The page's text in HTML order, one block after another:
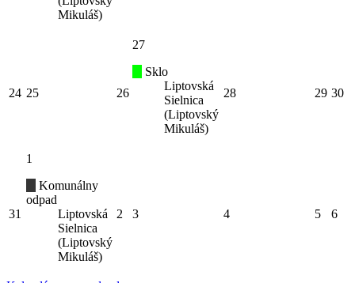
Mikuláš)
24 25 26
27
Sklo
Liptovská
Sielnica
(Liptovský
Mikuláš)
28 29 30
31
1
Komunálny
odpad
Liptovská
Sielnica
(Liptovský
Mikuláš)
2 3 4 5 6